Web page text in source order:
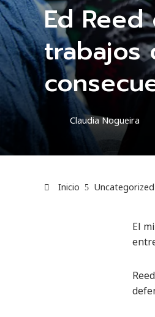
Ed
trabajos
Claudia Nogueira
Inicio Uncategorized
El